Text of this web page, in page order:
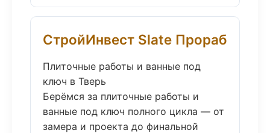
СтройИнвест Slate Прораб
Плиточные работы и ванные под
ключ в Тверь
Берёмся за плиточные работы и
ванные под ключ полного цикла — от
замера и проекта до финальной